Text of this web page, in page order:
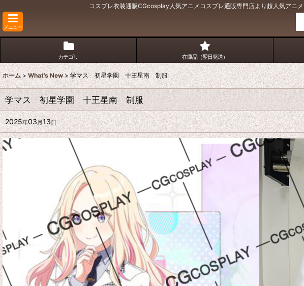
コスプレ衣装通販CGcosplay人気アニメコスプレ通販専門店より超人気ア
メニュー
カテゴリ 在庫品（翌日発送）
ホーム > What's New > 学マス 初星学園 十王星南 制服
学マス 初星学園 十王星南 制服
2025年03月13日